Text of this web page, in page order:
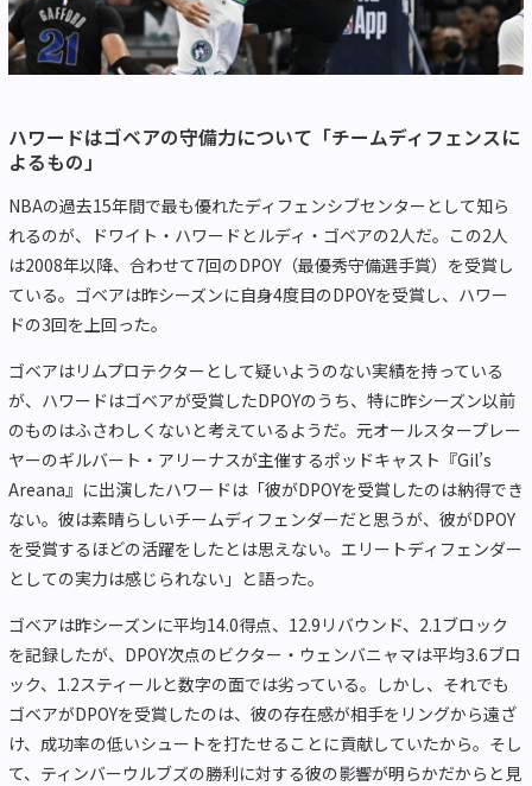
ハワードはゴベアの守備力について「チームディフェンスに
よるもの」
NBAの過去15年間で最も優れたディフェンシブセンターとして知ら
れるのが、ドワイト・ハワードとルディ・ゴベアの2人だ。この2人
は2008年以降、合わせて7回のDPOY（最優秀守備選手賞）を受賞し
ている。ゴベアは昨シーズンに自身4度目のDPOYを受賞し、ハワー
ドの3回を上回った。
ゴベアはリムプロテクターとして疑いようのない実績を持っている
が、ハワードはゴベアが受賞したDPOYのうち、特に昨シーズン以前
のものはふさわしくないと考えているようだ。元オールスタープレー
ヤーのギルバート・アリーナスが主催するポッドキャスト『Gil’s
Areana』に出演したハワードは「彼がDPOYを受賞したのは納得でき
ない。彼は素晴らしいチームディフェンダーだと思うが、彼がDPOY
を受賞するほどの活躍をしたとは思えない。エリートディフェンダー
としての実力は感じられない」と語った。
ゴベアは昨シーズンに平均14.0得点、12.9リバウンド、2.1ブロック
を記録したが、DPOY次点のビクター・ウェンバニャマは平均3.6ブロ
ック、1.2スティールと数字の面では劣っている。しかし、それでも
ゴベアがDPOYを受賞したのは、彼の存在感が相手をリングから遠ざ
け、成功率の低いシュートを打たせることに貢献していたから。そし
て、ティンバーウルブズの勝利に対する彼の影響が明らかだからと見